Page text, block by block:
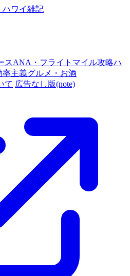
ハワイ雑記
スANA・フライトマイル攻略ハ
率主義グルメ・お酒
て 広告なし版(note)